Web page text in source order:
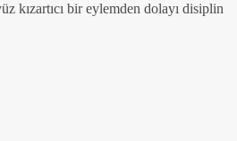
kızartıcı bir eylemden dolayı disiplin